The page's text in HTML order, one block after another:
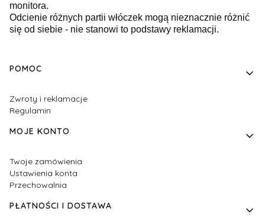
monitora.
Odcienie różnych partii włóczek mogą nieznacznie różnić
się od siebie - nie stanowi to podstawy reklamacji.
Linki w stopce
POMOC
Zwroty i reklamacje
Regulamin
MOJE KONTO
Twoje zamówienia
Ustawienia konta
Przechowalnia
PŁATNOŚCI I DOSTAWA